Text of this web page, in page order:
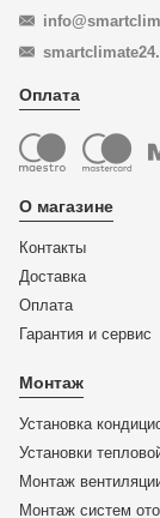
Оплата
О магазине
Контакты
Доставка
Оплата
Гарантия и сервис
Монтаж
Установка
Установки
Монтаж
Монтаж систем